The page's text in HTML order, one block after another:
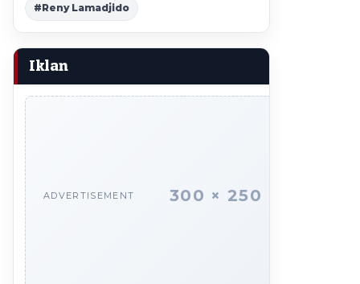
#Reny Lamadjido
Iklan
ADVERTISEMENT 300 × 250